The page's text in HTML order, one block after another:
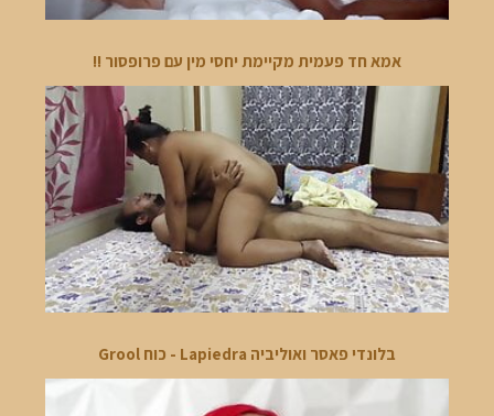
אמא חד פעמית מקיימת יחסי מין עם פרופסור !!
בלונדי פאסר ואוליביה Lapiedra - כוח Grool